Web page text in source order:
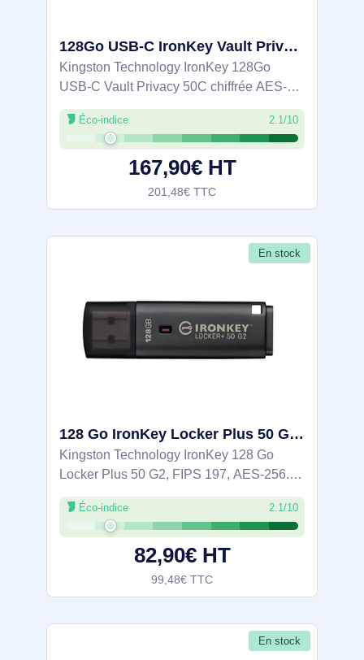
128Go USB-C IronKey Vault Privacy 50C chiffrée AES-256, FIPS 197 - IKVP50C/128GB
Kingston Technology IronKey 128Go
USB-C Vault Privacy 50C chiffrée AES-
256, FIPS 197. Capacité: 128 Go,
Interface de l'appareil: USB Type-C,
Version USB: 3.2 Gen 1 (3.1 Gen 1),
Vitesse de lecture:
Éco-indice 2.1/10
167,90€ HT
201,48€ TTC
En stock
128 Go IronKey Locker Plus 50 G2, FIPS 197, AES-256 - IKLP50G2/128GB
Kingston Technology IronKey 128 Go
Locker Plus 50 G2, FIPS 197, AES-256.
Capacité: 128 Go, Interface de l'appareil:
USB Type-A, Version USB: 3.2 Gen 1 (3.1
Gen 1), Vitesse de lecture: 145 Mo/s,
Éco-indice 2.1/10
82,90€ HT
99,48€ TTC
En stock